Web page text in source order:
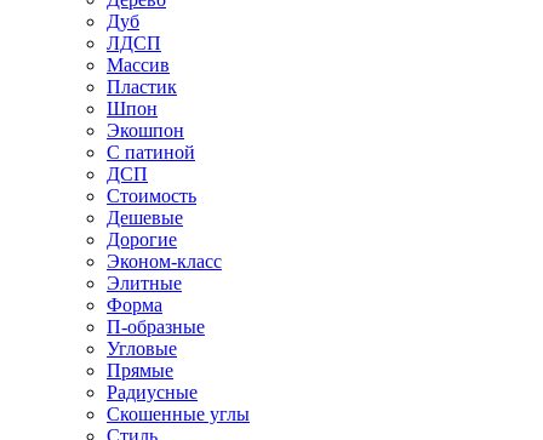
Дуб
ЛДСП
Массив
Пластик
Шпон
Экошпон
С патиной
ДСП
Стоимость
Дешевые
Дорогие
Эконом-класс
Элитные
Форма
П-образные
Угловые
Прямые
Радиусные
Скошенные углы
Стиль